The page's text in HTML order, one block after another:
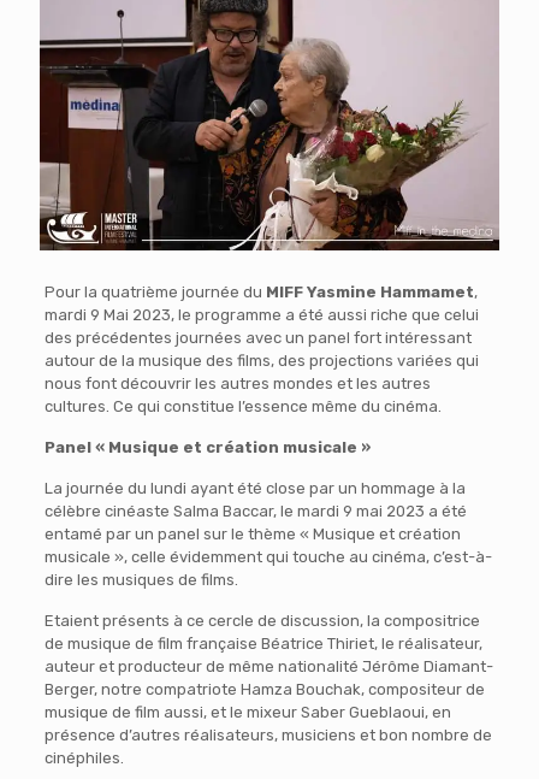
Pour la quatrième journée du MIFF Yasmine Hammamet,
mardi 9 Mai 2023, le programme a été aussi riche que celui
des précédentes journées avec un panel fort intéressant
autour de la musique des films, des projections variées qui
nous font découvrir les autres mondes et les autres
cultures. Ce qui constitue l’essence même du cinéma.
Panel « Musique et création musicale »
La journée du lundi ayant été close par un hommage à la
célèbre cinéaste Salma Baccar, le mardi 9 mai 2023 a été
entamé par un panel sur le thème « Musique et création
musicale », celle évidemment qui touche au cinéma, c’est-à-
dire les musiques de films.
Etaient présents à ce cercle de discussion, la compositrice
de musique de film française Béatrice Thiriet, le réalisateur,
auteur et producteur de même nationalité Jérôme Diamant-
Berger, notre compatriote Hamza Bouchak, compositeur de
musique de film aussi, et le mixeur Saber Gueblaoui, en
présence d’autres réalisateurs, musiciens et bon nombre de
cinéphiles.